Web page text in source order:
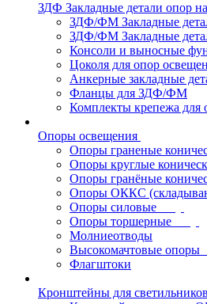
ЗДФ Закладные детали опор
ЗДФ/ФМ Закладные
ЗДФ/ФМ Закладные
Консоли и выносные
Цоколя для опор
Анкерные закладные
Фланцы для ЗДФ/ФМ
Комплекты крепежа для
Опоры освещения
Опоры граненые
Опоры круглые
Опоры гранёные
Опоры ОККС
Опоры силовые
Опоры торшерные
Молниеотводы
Высокомачтовые опоры
Флагштоки
Кронштейны для светильников